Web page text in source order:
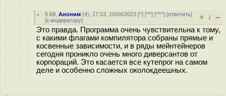
5.69 ,Аноним (4), 17:53, 10/04/2023 [^] [^^] [^^^] [ответить]
[к модератору] + / –
Это правда. Программа очень чувствительна к тому,
с какими флагами компилятора собраны прямые и
косвенные зависимости, и в ряды мейнтейнеров
сегодня проникло очень много диверсантов от
корпораций. Это касается все кутепрог на самом
деле и особенно сложных околокдеешных.